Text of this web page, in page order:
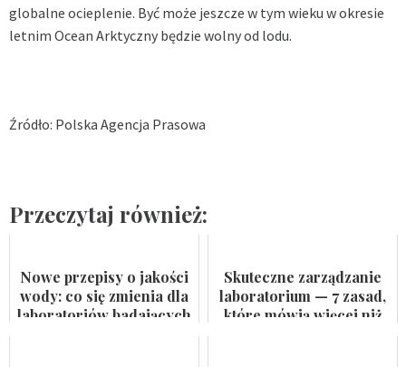
globalne ocieplenie. Być może jeszcze w tym wieku w okresie
letnim Ocean Arktyczny będzie wolny od lodu.
Źródło: Polska Agencja Prasowa
Przeczytaj również:
Nowe przepisy o jakości
wody: co się zmienia dla
laboratoriów badających
Skuteczne zarządzanie
laboratorium — 7 zasad,
które mówią więcej niż